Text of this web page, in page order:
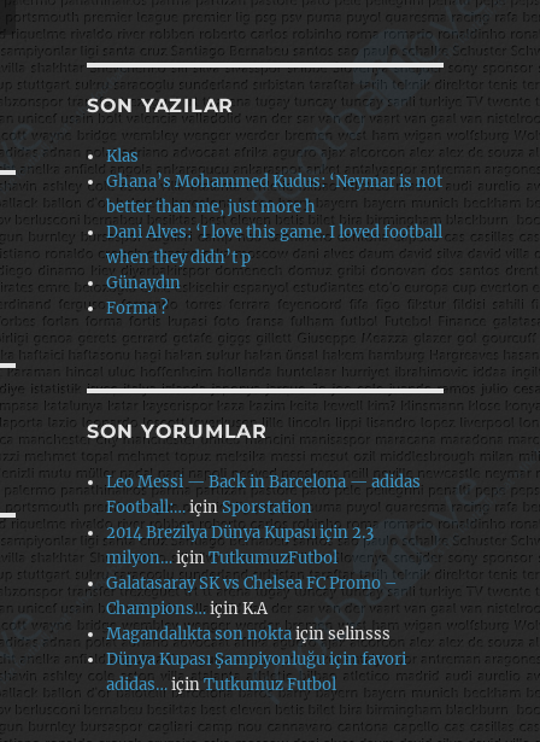
SON YAZILAR
Klas
Ghana’s Mohammed Kudus: ‘Neymar is not
better than me, just more h
Dani Alves: ‘I love this game. I loved football
when they didn’t p
Günaydın
Forma ?
SON YORUMLAR
Leo Messi — Back in Barcelona — adidas
Football:…içinSporstation
2014 Brezilya Dünya Kupası için 2.3
milyon…içinTutkumuzFutbol
Galatasaray SK vs Chelsea FC Promo –
Champions…içinK.A
Magandalıkta son noktaiçinselinsss
Dünya Kupası Şampiyonluğu için favori
adidas…içinTutkumuz Futbol